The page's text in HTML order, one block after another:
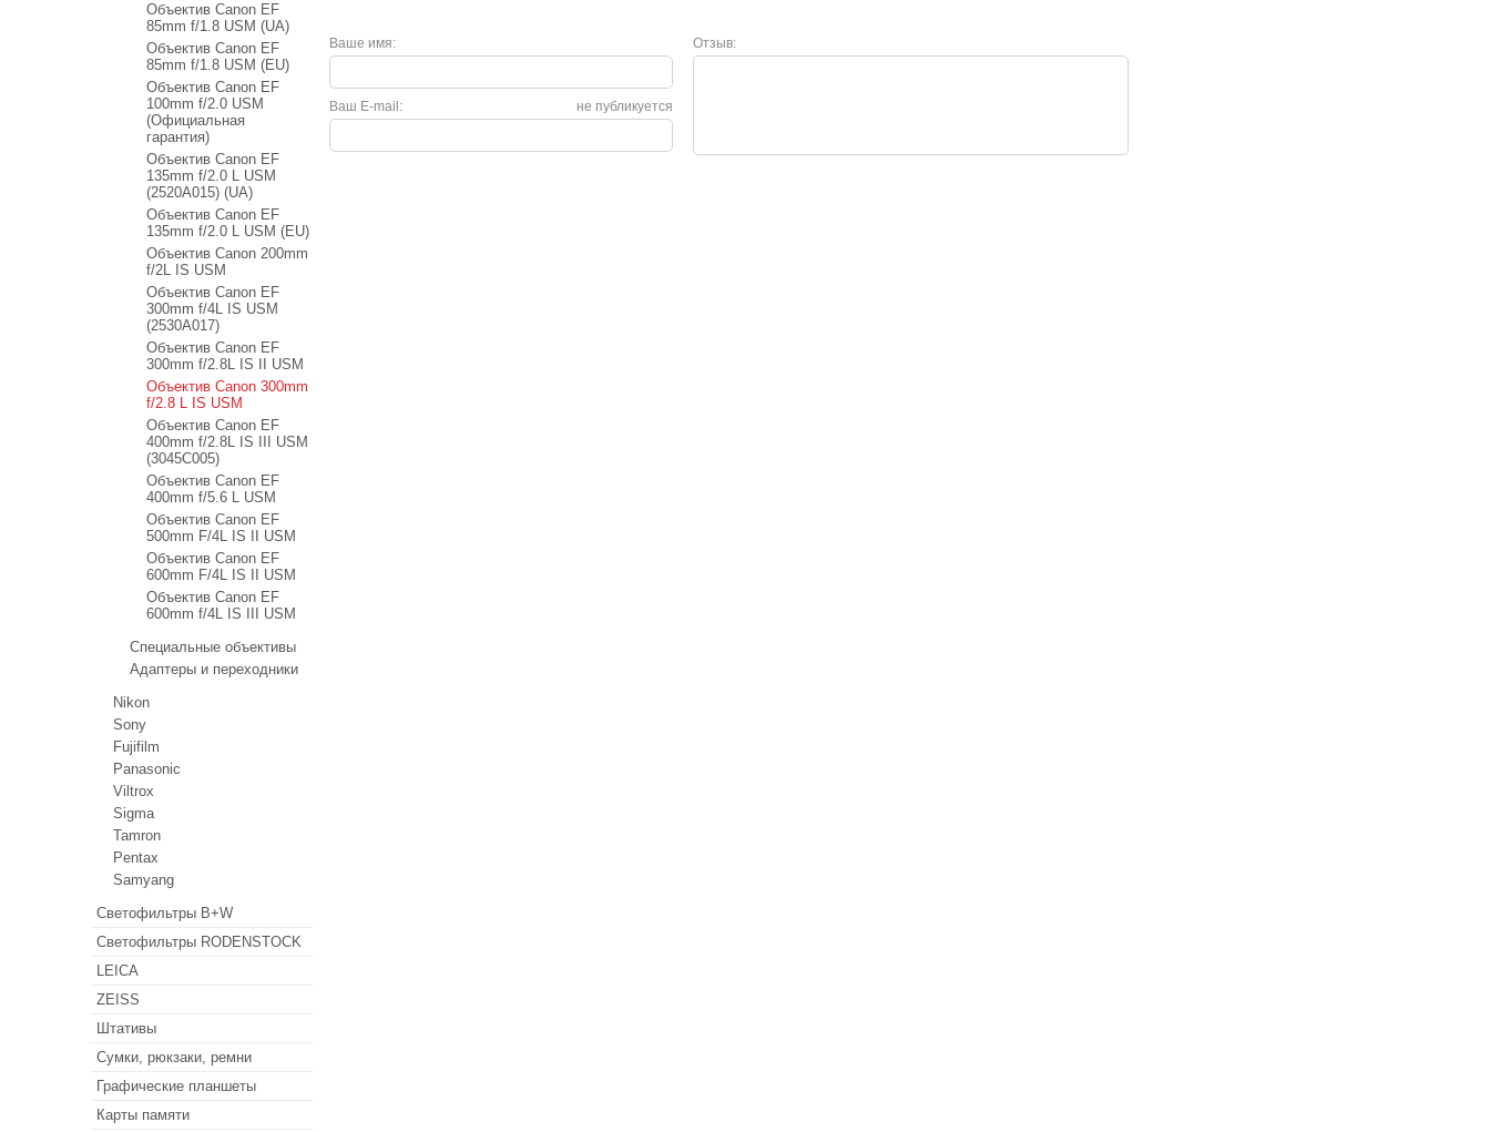
Ваше имя: Отзыв:
не публикуется
Ваш E-mail:
Объектив Canon EF
85mm f/1.8 USM (UA)
Объектив Canon EF
85mm f/1.8 USM (EU)
Объектив Canon EF
100mm f/2.0 USM
(Официальная
гарантия)
Объектив Canon EF
135mm f/2.0 L USM
(2520A015) (UA)
Объектив Canon EF
135mm f/2.0 L USM (EU)
Объектив Canon 200mm
f/2L IS USM
Объектив Canon EF
300mm f/4L IS USM
(2530A017)
Объектив Canon EF
300mm f/2.8L IS II USM
Объектив Canon 300mm
f/2.8 L IS USM
Объектив Canon EF
400mm f/2.8L IS III USM
(3045C005)
Объектив Canon EF
400mm f/5.6 L USM
Объектив Canon EF
500mm F/4L IS II USM
Объектив Canon EF
600mm F/4L IS II USM
Объектив Canon EF
600mm f/4L IS III USM
Специальные объективы
Адаптеры и переходники
Nikon
Sony
Fujifilm
Panasonic
Viltrox
Sigma
Tamron
Pentax
Samyang
Светофильтры B+W
Светофильтры RODENSTOCK
LEICA
ZEISS
Штативы
Сумки, рюкзаки, ремни
Графические планшеты
Карты памяти